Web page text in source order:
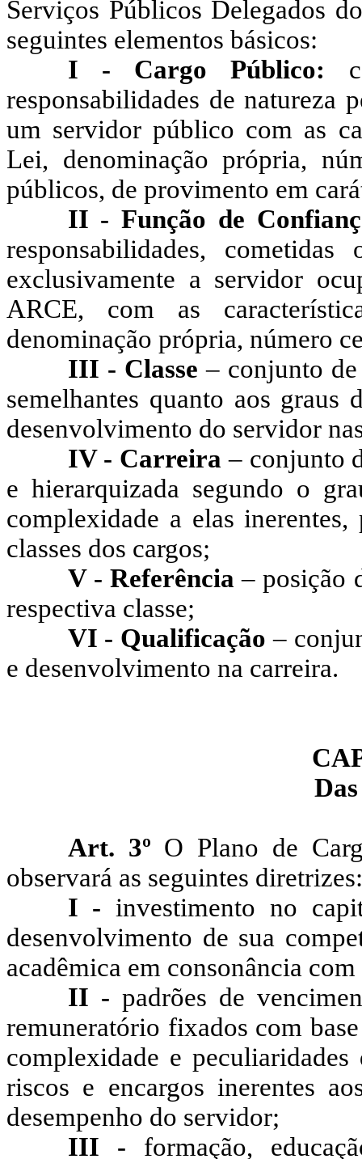
Serviços Públicos Delegados
seguintes elementos básicos:
I - Cargo Público:
responsabilidades de natureza
um servidor público com as
Lei, denominação própria,
públicos, de provimento em
II - Função de
responsabilidades,
exclusivamente a servidor
ARCE, com as
denominação própria, número
III - Classe – conjunto
semelhantes quanto aos graus
desenvolvimento do servidor
IV - Carreira – conjunto
e hierarquizada segundo o
complexidade a elas
classes dos cargos;
V - Referência – posição
respectiva classe;
VI - Qualificação –
e desenvolvimento na carreira.
Art. 3º O Plano de
observará as seguintes diretrizes:
I - investimento no
desenvolvimento de sua
acadêmica em consonância
II - padrões de
remuneratório fixados com
complexidade e
riscos e encargos inerentes
desempenho do servidor;
III - formação,